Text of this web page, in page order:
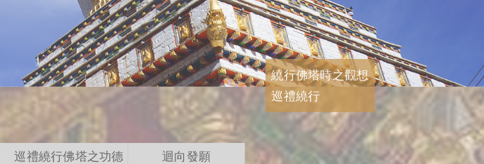
繞行佛塔時之觀想
巡禮繞行
巡禮繞行佛塔之功德 迴向發願